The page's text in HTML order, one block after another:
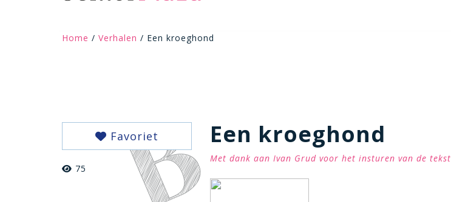
Home / Verhalen / Een kroeghond
Favoriet
75
Een kroeghond
Met dank aan Ivan Grud voor het insturen van de tekst